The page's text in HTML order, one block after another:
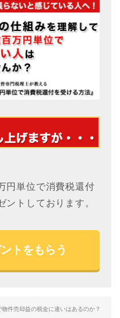
円単位で消費税還付
ントしております。
トをもらう
件売却益の税金に違いはあるのか？